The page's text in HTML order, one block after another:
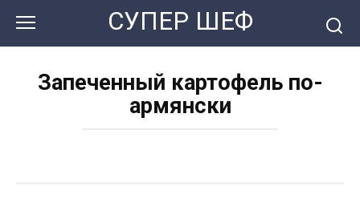
контенту
СУПЕР ШЕФ
Запеченный картофель по-
армянски